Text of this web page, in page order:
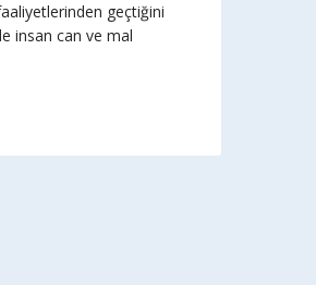
geçtiğini
insan can ve mal